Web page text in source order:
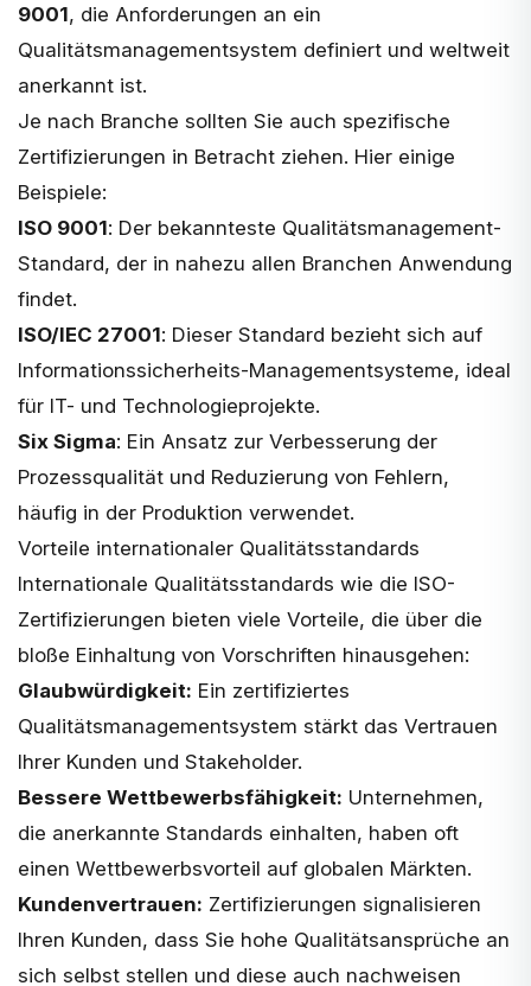
9001, die Anforderungen an ein
Qualitätsmanagementsystem definiert und weltweit
anerkannt ist.
Je nach Branche sollten Sie auch spezifische
Zertifizierungen in Betracht ziehen. Hier einige
Beispiele:
ISO 9001: Der bekannteste Qualitätsmanagement-
Standard, der in nahezu allen Branchen Anwendung
findet.
ISO/IEC 27001: Dieser Standard bezieht sich auf
Informationssicherheits-Managementsysteme, ideal
für IT- und Technologieprojekte.
Six Sigma: Ein Ansatz zur Verbesserung der
Prozessqualität und Reduzierung von Fehlern,
häufig in der Produktion verwendet.
Vorteile internationaler Qualitätsstandards
Internationale Qualitätsstandards wie die ISO-
Zertifizierungen bieten viele Vorteile, die über die
bloße Einhaltung von Vorschriften hinausgehen:
Glaubwürdigkeit: Ein zertifiziertes
Qualitätsmanagementsystem stärkt das Vertrauen
Ihrer Kunden und Stakeholder.
Bessere Wettbewerbsfähigkeit: Unternehmen,
die anerkannte Standards einhalten, haben oft
einen Wettbewerbsvorteil auf globalen Märkten.
Kundenvertrauen: Zertifizierungen signalisieren
Ihren Kunden, dass Sie hohe Qualitätsansprüche an
sich selbst stellen und diese auch nachweisen